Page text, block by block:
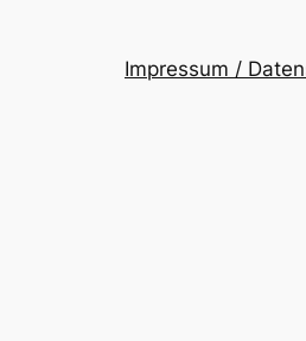
Impressum /